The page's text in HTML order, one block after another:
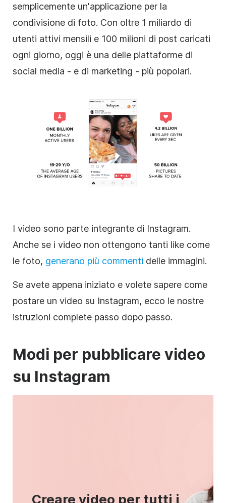
semplicemente un'applicazione per la
condivisione di foto. Con oltre 1 miliardo di
utenti attivi mensili e 100 milioni di post caricati
ogni giorno, oggi è una delle piattaforme di
social media - e di marketing - più popolari.
I video sono parte integrante di Instagram.
Anche se i video non ottengono tanti like come
le foto, generano più commenti delle immagini.
Se avete appena iniziato e volete sapere come
postare un video su Instagram, ecco le nostre
istruzioni complete passo dopo passo.
Modi per pubblicare video
su Instagram
Creare video per tutti i